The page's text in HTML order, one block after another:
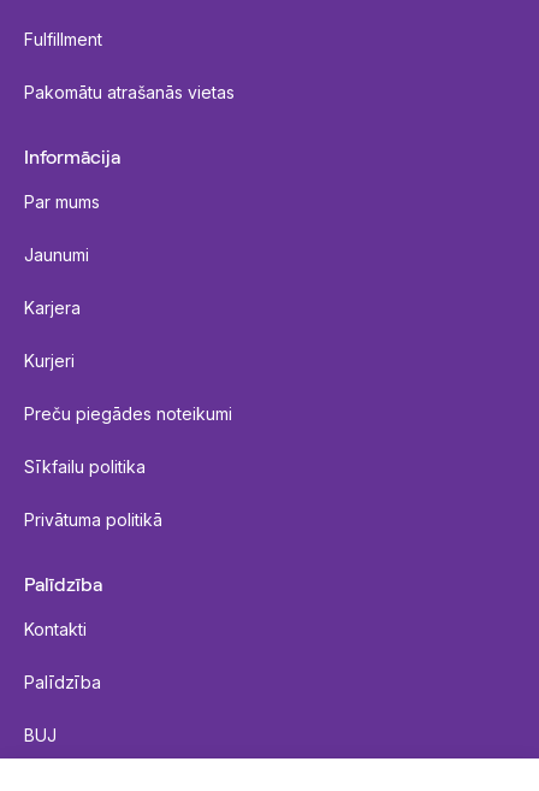
Fulfillment
Pakomātu atrašanās vietas
Informācija
Par mums
Jaunumi
Karjera
Kurjeri
Preču piegādes noteikumi
Sīkfailu politika
Privātuma politikā
Palīdzība
Kontakti
Palīdzība
BUJ